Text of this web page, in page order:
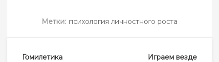
Метки: психология личностного роста
Навигация
Гомилетика Играем везде